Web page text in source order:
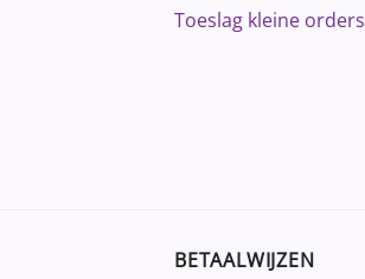
Toeslag kleine orders
BETAALWIJZEN